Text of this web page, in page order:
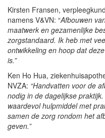
Kirsten Fransen,
namens V&VN: “Afbouwen
maatwerk en gezamenlijke
zorgstandaard. Ik heb met
ontwikkeling en hoop dat
is.”
Ken Ho Hua,
NVZA: “Handvatten voor de
nodig in de dagelijkse
waardevol hulpmiddel met
samen de zorg rondom het
geven.”